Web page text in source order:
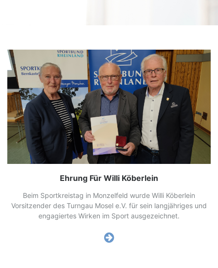
Ehrung Für Willi Köberlein
Beim Sportkreistag in Monzelfeld wurde Willi Köberlein
Vorsitzender des Turngau Mosel e.V. für sein langjähriges und
engagiertes Wirken im Sport ausgezeichnet.